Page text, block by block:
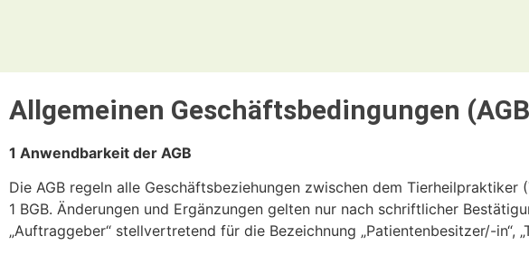
Allgemeinen Geschäftsbedingungen
1 Anwendbarkeit der AGB
Die AGB regeln alle Geschäftsbeziehungen zwischen dem
1 BGB. Änderungen und Ergänzungen gelten nur nach schriftlicher
„Auftraggeber“ stellvertretend für die Bezeichnung „Patientenbesitzer/-